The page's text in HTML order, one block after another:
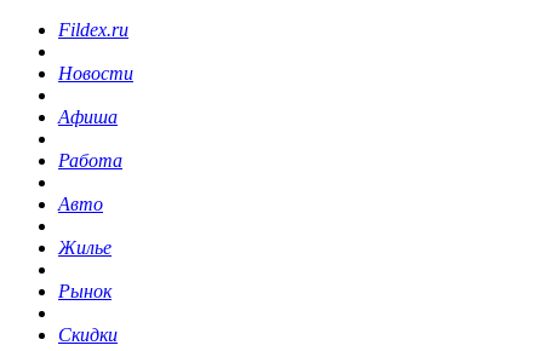
Fildex.ru
Новости
Афиша
Работа
Авто
Жилье
Рынок
Скидки